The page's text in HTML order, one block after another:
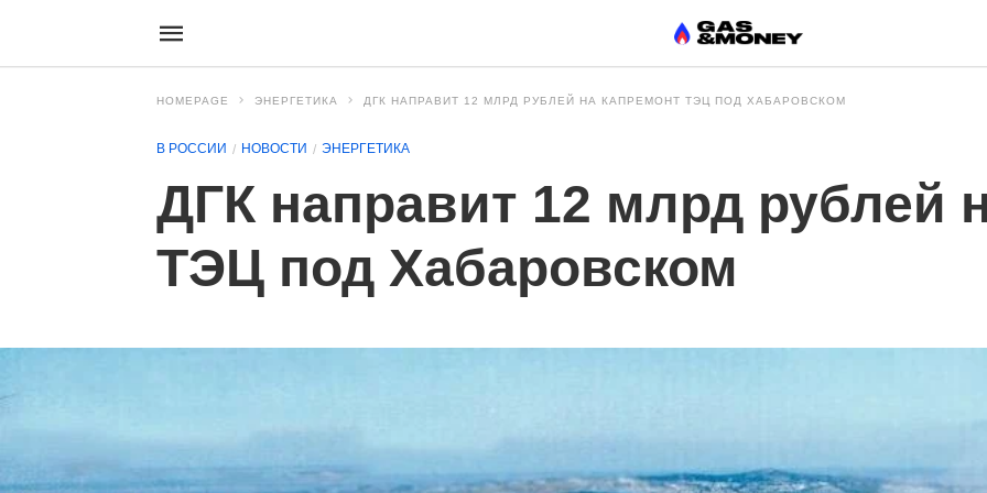
HOMEPAGE ЭНЕРГЕТИКА ДГК НАПРАВИТ 12 МЛРД РУБЛЕЙ НА КАПРЕМОНТ ТЭЦ ПОД ХАБАРОВСКОМ
В РОССИИ НОВОСТИ ЭНЕРГЕТИКА
ДГК направит 12 млрд рублей
ТЭЦ под Хабаровском